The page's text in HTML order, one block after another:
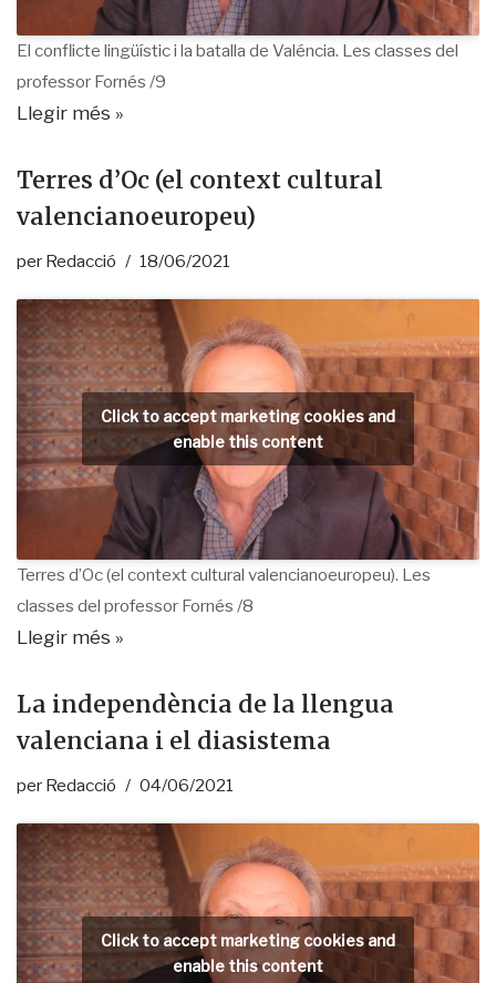
El conflicte lingüístic i la batalla de Valéncia. Les classes del
professor Fornés /9
Llegir més »
Terres d’Oc (el context cultural
valencianoeuropeu)
per Redacció 18/06/2021
Click to accept marketing cookies and
enable this content
Terres d’Oc (el context cultural valencianoeuropeu). Les
classes del professor Fornés /8
Llegir més »
La independència de la llengua
valenciana i el diasistema
per Redacció 04/06/2021
Click to accept marketing cookies and
enable this content